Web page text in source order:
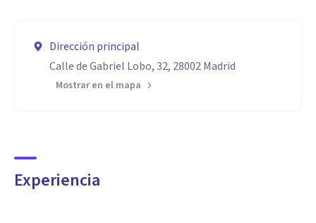
Dirección principal
Calle de Gabriel Lobo, 32, 28002 Madrid
Mostrar en el mapa
Experiencia